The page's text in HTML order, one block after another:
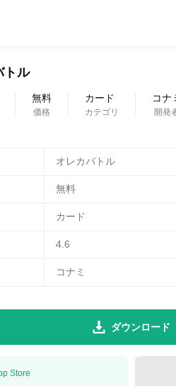
トル
無料
価格
カード
カテゴリ
コナ
開発
オレカバトル
無料
カード
4.6
コナミ
ダウンロード
Store